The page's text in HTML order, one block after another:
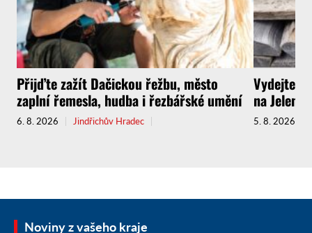
Přijďte zažít Dačickou řežbu, město
zaplní řemesla, hudba i řezbářské umění
6. 8. 2026 Jindřichův Hradec
Vydejte
na
5. 8. 2026
Noviny z vašeho kraje